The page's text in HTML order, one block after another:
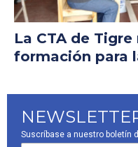
La CTA de
formación para
Suscríbase a nuestro boletín